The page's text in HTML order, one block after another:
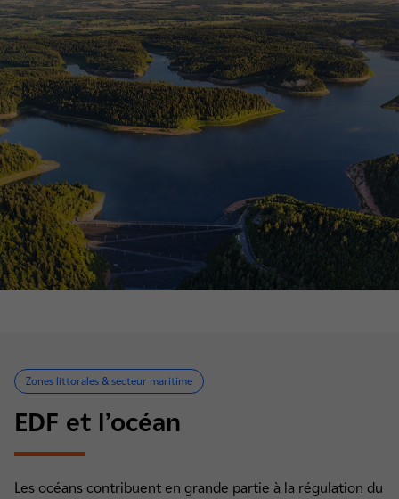
Zones littorales & secteur maritime
EDF et l’océan
Les océans contribuent en grande partie à la régulation du